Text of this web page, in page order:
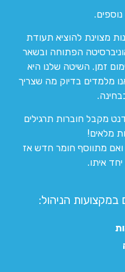
מצוינת להוציא תעודת
הפתוחה ובשאר
זמן. השיטה שלנו היא
מלמדים בדיוק מה שצריך
מקבל חוברות תרגילים
מלאים!
מתווסף חומר חדש אז
איתו.
הניהול: